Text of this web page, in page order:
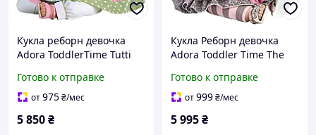
Кукла реборн девочка
Adora ToddlerTime Tutti
Фрутти "51 см. (2020825)
(B003GUDRK6)
Готово к отправке
от975₴/мес
5 850₴
Кукла Реборн девочка
Adora Toddler Time The
51см (2020924)
(B004RWWN0C)
Готово к отправке
от999₴/мес
5 995₴